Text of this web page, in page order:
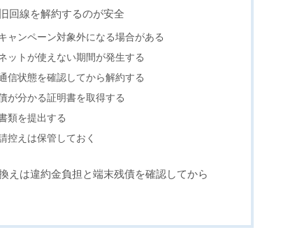
回線を解約するのが安全
ャンペーン対象外になる場合がある
ットが使えない期間が発生する
信状態を確認してから解約する
が分かる証明書を取得する
類を提出する
控えは保管しておく
えは違約金負担と端末残債を確認してから